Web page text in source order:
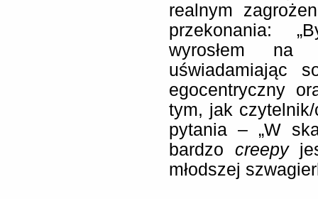
realnym
przekonania:
wyrosłem na
uświadamiając
egocentryczny
tym, jak
pytania – „W
bardzo creepy
młodszej